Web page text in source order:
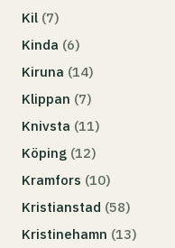
Kil (7)
Kinda (6)
Kiruna (14)
Klippan (7)
Knivsta (11)
Köping (12)
Kramfors (10)
Kristianstad (58)
Kristinehamn (13)